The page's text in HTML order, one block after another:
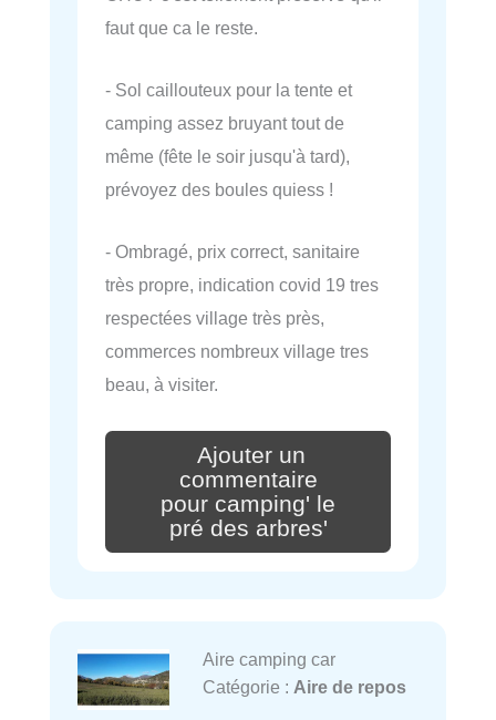
faut que ca le reste.
- Sol caillouteux pour la tente et
camping assez bruyant tout de
même (fête le soir jusqu'à tard),
prévoyez des boules quiess !
- Ombragé, prix correct, sanitaire
très propre, indication covid 19 tres
respectées village très près,
commerces nombreux village tres
beau, à visiter.
Ajouter un
commentaire
pour camping' le
pré des arbres'
Aire camping car
Catégorie : Aire de repos